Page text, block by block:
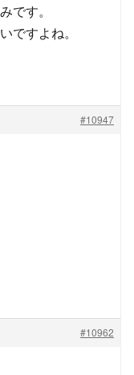
です。
ですよね。
#10947
#10962